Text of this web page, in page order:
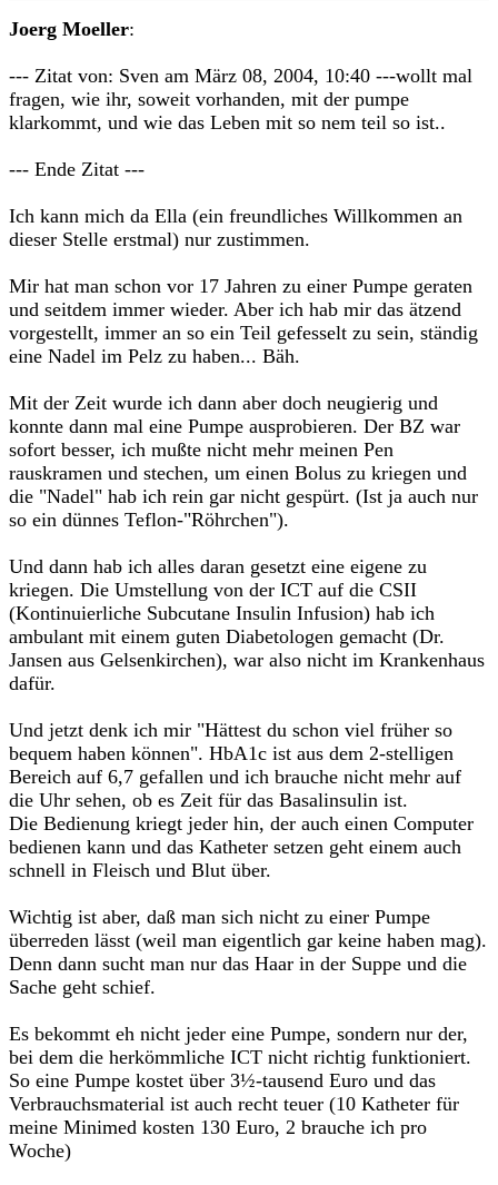
Joerg Moeller:
--- Zitat von: Sven am März 08, 2004, 10:40 ---wollt mal
fragen, wie ihr, soweit vorhanden, mit der pumpe
klarkommt, und wie das Leben mit so nem teil so ist..
--- Ende Zitat ---
Ich kann mich da Ella (ein freundliches Willkommen an
dieser Stelle erstmal) nur zustimmen.
Mir hat man schon vor 17 Jahren zu einer Pumpe geraten
und seitdem immer wieder. Aber ich hab mir das ätzend
vorgestellt, immer an so ein Teil gefesselt zu sein, ständig
eine Nadel im Pelz zu haben... Bäh.
Mit der Zeit wurde ich dann aber doch neugierig und
konnte dann mal eine Pumpe ausprobieren. Der BZ war
sofort besser, ich mußte nicht mehr meinen Pen
rauskramen und stechen, um einen Bolus zu kriegen und
die "Nadel" hab ich rein gar nicht gespürt. (Ist ja auch nur
so ein dünnes Teflon-"Röhrchen").
Und dann hab ich alles daran gesetzt eine eigene zu
kriegen. Die Umstellung von der ICT auf die CSII
(Kontinuierliche Subcutane Insulin Infusion) hab ich
ambulant mit einem guten Diabetologen gemacht (Dr.
Jansen aus Gelsenkirchen), war also nicht im Krankenhaus
dafür.
Und jetzt denk ich mir "Hättest du schon viel früher so
bequem haben können". HbA1c ist aus dem 2-stelligen
Bereich auf 6,7 gefallen und ich brauche nicht mehr auf
die Uhr sehen, ob es Zeit für das Basalinsulin ist.
Die Bedienung kriegt jeder hin, der auch einen Computer
bedienen kann und das Katheter setzen geht einem auch
schnell in Fleisch und Blut über.
Wichtig ist aber, daß man sich nicht zu einer Pumpe
überreden lässt (weil man eigentlich gar keine haben mag).
Denn dann sucht man nur das Haar in der Suppe und die
Sache geht schief.
Es bekommt eh nicht jeder eine Pumpe, sondern nur der,
bei dem die herkömmliche ICT nicht richtig funktioniert.
So eine Pumpe kostet über 3½-tausend Euro und das
Verbrauchsmaterial ist auch recht teuer (10 Katheter für
meine Minimed kosten 130 Euro, 2 brauche ich pro
Woche)